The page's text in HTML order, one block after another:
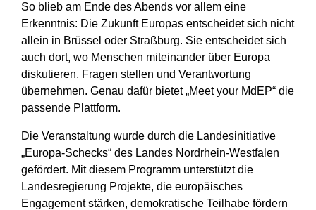
So blieb am Ende des Abends vor allem eine
Erkenntnis: Die Zukunft Europas entscheidet sich nicht
allein in Brüssel oder Straßburg. Sie entscheidet sich
auch dort, wo Menschen miteinander über Europa
diskutieren, Fragen stellen und Verantwortung
übernehmen. Genau dafür bietet „Meet your MdEP“ die
passende Plattform.
Die Veranstaltung wurde durch die Landesinitiative
„Europa-Schecks“ des Landes Nordrhein-Westfalen
gefördert. Mit diesem Programm unterstützt die
Landesregierung Projekte, die europäisches
Engagement stärken, demokratische Teilhabe fördern